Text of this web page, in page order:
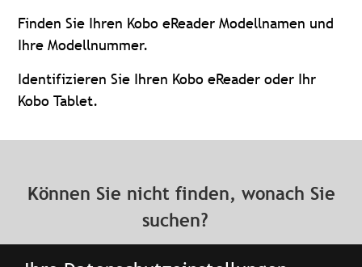
Finden Sie Ihren Kobo eReader Modellnamen und
Ihre Modellnummer.
Identifizieren Sie Ihren Kobo eReader oder Ihr
Kobo Tablet.
Können Sie nicht finden, wonach Sie
suchen?